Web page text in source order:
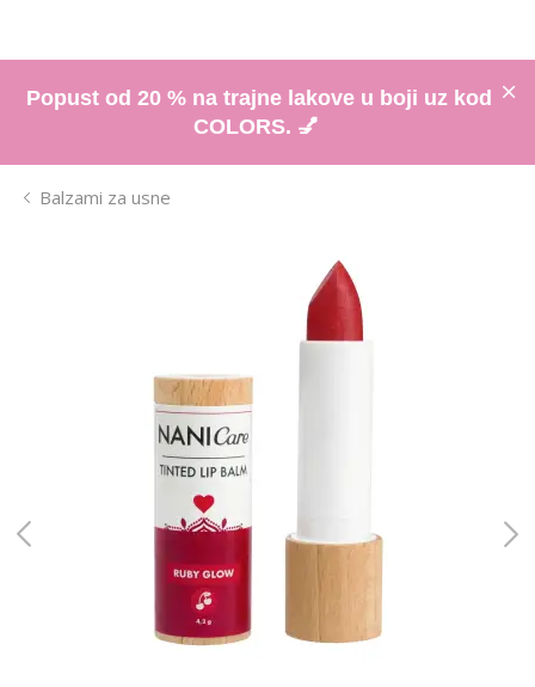
Popust od 20 % na trajne lakove u boji uz kod
COLORS. 💅
Balzami za usne